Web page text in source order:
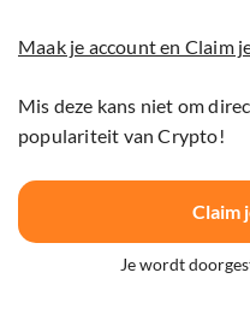
Maak je account en Claim
Mis deze kans niet om
populariteit van Crypto!
Claim
Je wordt